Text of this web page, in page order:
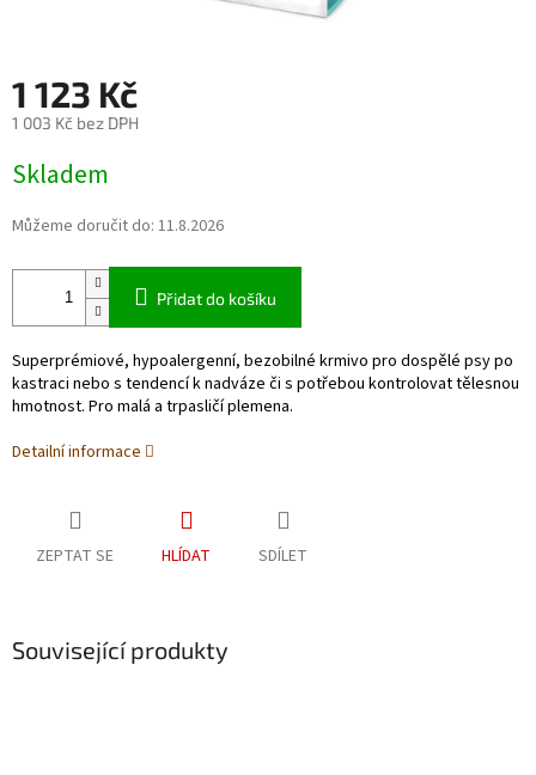
1 123 Kč
1 003 Kč bez DPH
cena:
Skladem
Můžeme doručit do: 11.8.2026
Přidat do košíku
Superprémiové, hypoalergenní, bezobilné krmivo pro dospělé psy po
kastraci nebo s tendencí k nadváze či s potřebou kontrolovat tělesnou
hmotnost. Pro malá a trpasličí plemena.
Detailní informace
ZEPTAT SE HLÍDAT SDÍLET
Související produkty